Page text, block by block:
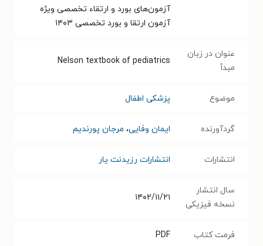
آزمون‌های بورد و ارتقاء تخصصی ویژه
آزمون ارتقا و بورد تخصصی ۱۴۰۳
عنوان در زبان
مبدأ
Nelson textbook of pediatrics
موضوع پزشکی اطفال
گردآورنده ایمان وفایی، مرجان پورندیم
انتشارات انتشارات رزیدنت یار
سال انتشار
نسخه فیزیکی
۱۴۰۲/۱۱/۲۱
فرمت کتاب PDF